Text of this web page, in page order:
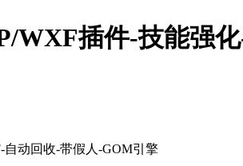
WXF插件-技能强
自动回收-带假人-GOM引擎